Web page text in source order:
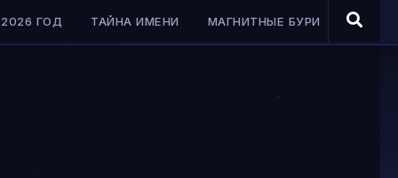
ГОД ТАЙНА ИМЕНИ МАГНИТНЫЕ БУРИ